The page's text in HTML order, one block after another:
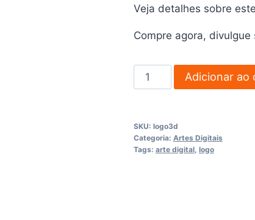
era:
Veja detalhes sobre
Compre agora,
Logo
3D
o
logo)
quantidade
Adicionar ao
SKU: logo3d
Categoria: Artes Digitais
Tags: arte digital, logo